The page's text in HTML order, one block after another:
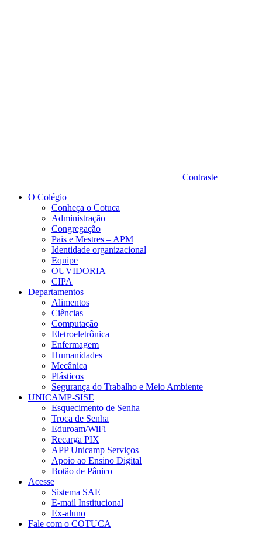
Contraste
O Colégio
Conheça o Cotuca
Administração
Congregação
Pais e Mestres – APM
Identidade organizacional
Equipe
OUVIDORIA
CIPA
Departamentos
Alimentos
Ciências
Computação
Eletroeletrônica
Enfermagem
Humanidades
Mecânica
Plásticos
Segurança do Trabalho e Meio Ambiente
UNICAMP-SISE
Esquecimento de Senha
Troca de Senha
Eduroam/WiFi
Recarga PIX
APP Unicamp Serviços
Apoio ao Ensino Digital
Botão de Pânico
Acesse
Sistema SAE
E-mail Institucional
Ex-aluno
Fale com o COTUCA